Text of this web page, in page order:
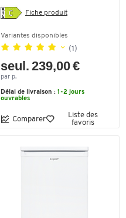
Fiche produit
Variantes disponibles
(1)
seul. 239,00 €
par p.
Délai de livraison : 1-2 jours
ouvrables
Comparer
Liste des
favoris